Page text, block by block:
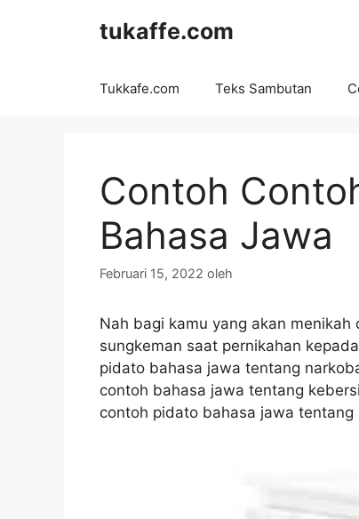
tukaffe.com
Tukkafe.com Teks Sambutan
Contoh
Bahasa Jawa
Februari 15, 2022 oleh
Nah bagi kamu yang akan
sungkeman saat pernikahan
pidato bahasa jawa tentang
contoh bahasa jawa tentang
contoh pidato bahasa jawa tentang